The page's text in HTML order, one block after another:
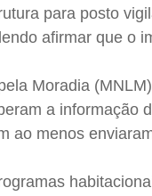
para posto
afirmar que o
Moradia
a informação
ao menos